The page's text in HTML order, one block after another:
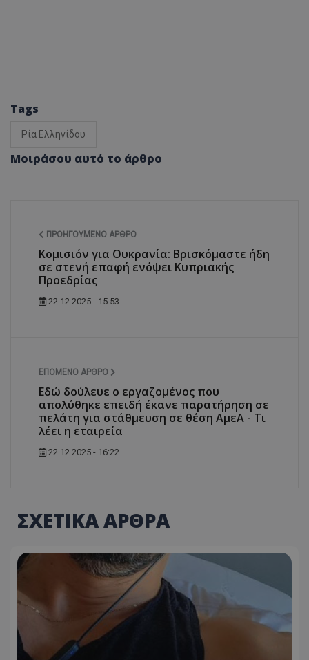
Tags
Ρία Ελληνίδου
Μοιράσου αυτό το άρθρο
ΠΡΟΗΓΟΎΜΕΝΟ ΆΡΘΡΟ
Κομισιόν για Ουκρανία: Βρισκόμαστε ήδη
σε στενή επαφή ενόψει Κυπριακής
Προεδρίας
22.12.2025 - 15:53
ΕΠΌΜΕΝΟ ΆΡΘΡΟ
Εδώ δούλευε ο εργαζομένος που
απολύθηκε επειδή έκανε παρατήρηση σε
πελάτη για στάθμευση σε θέση ΑμεΑ - Τι
λέει η εταιρεία
22.12.2025 - 16:22
ΣΧΕΤΙΚΑ ΑΡΘΡΑ